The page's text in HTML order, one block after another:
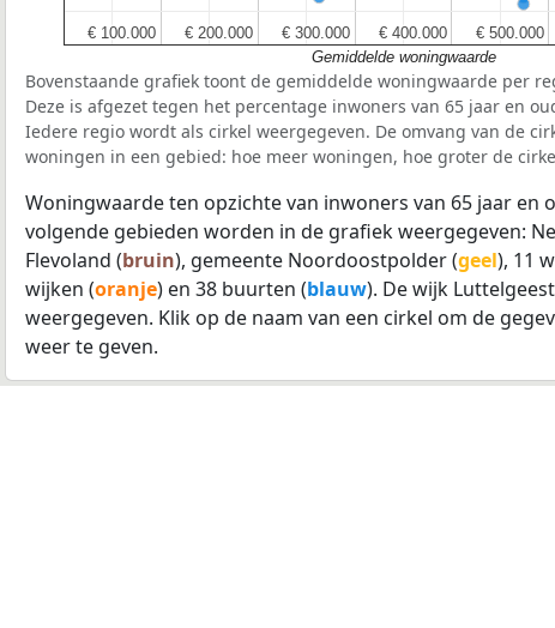
€ 100.000
€ 100.000 € 200.000
€ 200.000 € 300.000
€ 300.000 € 400.000
€ 400.000 € 500.000
€ 500.000
Gemiddelde woningwaarde
Bovenstaande grafiek toont de gemiddelde woningwaarde per
Deze is afgezet tegen het percentage inwoners van 65 jaar en
Iedere regio wordt als cirkel weergegeven. De omvang van de
woningen in een gebied: hoe meer woningen, hoe groter de
Woningwaarde ten opzichte van inwoners van 65 jaar en
volgende gebieden worden in de grafiek weergegeven:
Flevoland (bruin), gemeente Noordoostpolder (geel), 11
wijken (oranje) en 38 buurten (blauw). De wijk
weergegeven. Klik op de naam van een cirkel om de
weer te geven.